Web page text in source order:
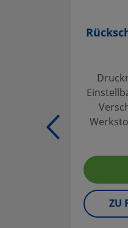
Rückschlagventilen, die
Contact
If you have questions
also tell you about
Kontaktieren Sie uns
Sichere Produktauswahl:
Der Kataloginhalt muss
ZU